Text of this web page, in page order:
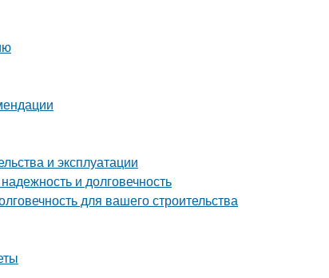
и эксплуатации
и долговечность
для вашего строительства